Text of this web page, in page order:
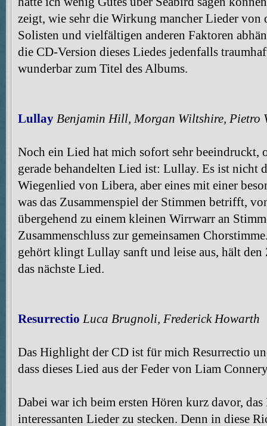
zeigt, wie sehr die Wirkung mancher Lieder von
Solisten und vielfältigen anderen Faktoren
die CD-Version dieses Liedes jedenfalls
wunderbar zum Titel des Albums.
Lullay Benjamin Hill, Morgan Wiltshire, Pietro
Noch ein Lied hat mich sofort sehr beeindruckt,
gerade behandelten Lied ist: Lullay. Es ist nicht
Wiegenlied von Libera, aber eines mit einer
was das Zusammenspiel der Stimmen betrifft,
übergehend zu einem kleinen Wirrwarr an
Zusammenschluss zur gemeinsamen
gehört klingt Lullay sanft und leise aus, hält
das nächste Lied.
Resurrectio Luca Brugnoli, Frederick Howarth
Das Highlight der CD ist für mich Resurrectio
dass dieses Lied aus der Feder von Liam
Dabei war ich beim ersten Hören kurz davor,
interessanten Lieder zu stecken. Denn in diese